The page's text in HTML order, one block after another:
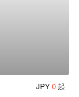
JPY0 起